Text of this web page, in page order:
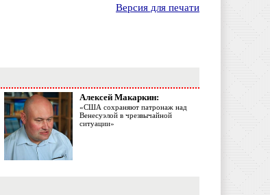
Версия для печати
Алексей Макаркин:
«США сохраняют патронаж над
Венесуэлой в чрезвычайной
ситуации»